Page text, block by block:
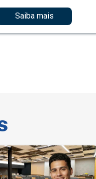
Saiba mais